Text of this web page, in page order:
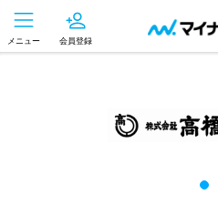
メニュー 会員登録